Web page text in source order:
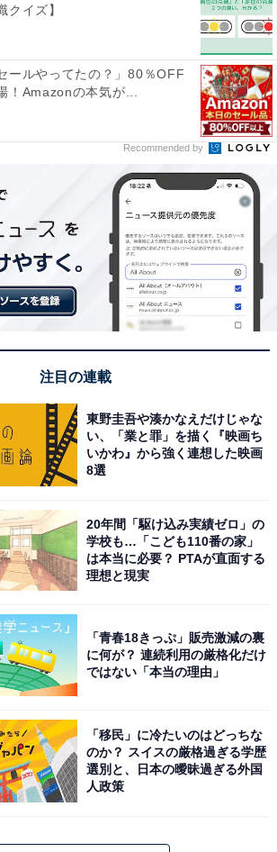
クイズ】
ールやってたの？」80％OFF
！Amazonの本気が...
Recommended by
注目の連載
東野圭吾や湊かなえだけじゃな
い、「業と罪」を描く『映画ち
いかわ』から強く連想した映画
8選
20年間「駆け込み実績ゼロ」の
学校も…「こども110番の家」
は本当に必要？ PTAが直面する
理想と現実
「青春18きっぷ」販売激減の裏
に何が？ 連続利用の厳格化だけ
ではない「本当の理由」
「移民」に冷たいのはどっちな
のか？ スイスの厳格過ぎる学歴
選別と、日本の曖昧過ぎる外国
人政策